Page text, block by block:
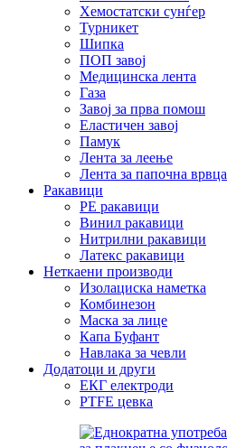
Хемостатски сунѓер
Турникет
Шипка
ПОП завој
Медицинска лента
Газа
Завој за прва помош
Еластичен завој
Памук
Лента за леење
Лента за папочна врвца
Ракавици
PE ракавици
Винил ракавици
Нитрилни ракавици
Латекс ракавици
Неткаени производи
Изолациска наметка
Комбинезон
Маска за лице
Капа Буфант
Навлака за чевли
Додатоци и други
ЕКГ електроди
PTFE цевка